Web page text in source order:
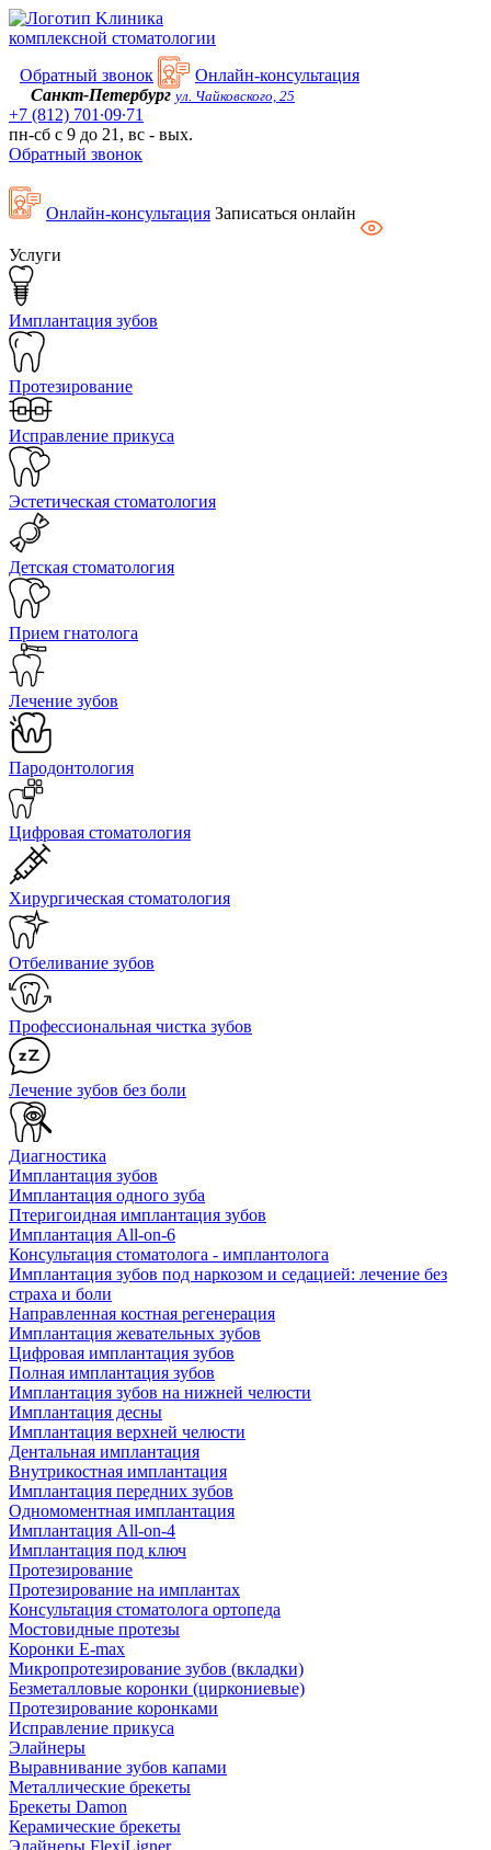
Kлиника
комплексной стоматологии
Обратный звонок
Онлайн-консультация
Санкт-Петербург ул. Чайковского, 25
+7 (812) 701∙09∙71
пн-сб с 9 до 21, вс - вых.
Обратный звонок
Онлайн-консультация Записаться онлайн
Услуги
Имплантация зубов
Протезирование
Исправление прикуса
Эстетическая стоматология
Детская стоматология
Прием гнатолога
Лечение зубов
Пародонтология
Цифровая стоматология
Хирургическая стоматология
Отбеливание зубов
Профессиональная чистка зубов
Лечение зубов без боли
Диагностика
Имплантация зубов
Имплантация одного зуба
Птеригоидная имплантация зубов
Имплантация All-on-6
Консультация стоматолога - имплантолога
Имплантация зубов под наркозом и седацией: лечение без
страха и боли
Направленная костная регенерация
Имплантация жевательных зубов
Цифровая имплантация зубов
Полная имплантация зубов
Имплантация зубов на нижней челюсти
Имплантация десны
Имплантация верхней челюсти
Дентальная имплантация
Внутрикостная имплантация
Имплантация передних зубов
Одномоментная имплантация
Имплантация All-on-4
Имплантация под ключ
Протезирование
Протезирование на имплантах
Консультация стоматолога ортопеда
Мостовидные протезы
Коронки E-max
Микропротезирование зубов (вкладки)
Безметалловые коронки (циркониевые)
Протезирование коронками
Исправление прикуса
Элайнеры
Выравнивание зубов капами
Металлические брекеты
Брекеты Damon
Керамические брекеты
Элайнеры FlexiLigner